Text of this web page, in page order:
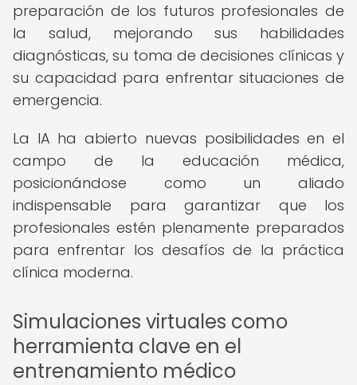
preparación de los futuros profesionales de
la salud, mejorando sus habilidades
diagnósticas, su toma de decisiones clínicas y
su capacidad para enfrentar situaciones de
emergencia.
La IA ha abierto nuevas posibilidades en el
campo de la educación médica,
posicionándose como un aliado
indispensable para garantizar que los
profesionales estén plenamente preparados
para enfrentar los desafíos de la práctica
clínica moderna.
Simulaciones virtuales como
herramienta clave en el
entrenamiento médico